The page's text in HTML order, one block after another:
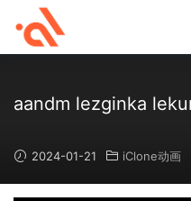
aandm lezginka
2024-01-21 iClone动画
50% 75%